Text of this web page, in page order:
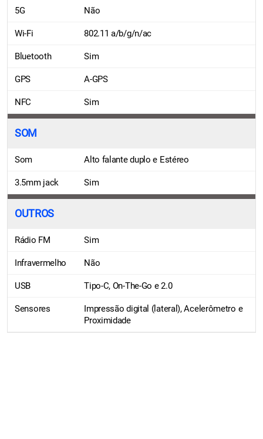
5G Não
Wi-Fi 802.11 a/b/g/n/ac
Bluetooth Sim
GPS A-GPS
NFC Sim
SOM
Som Alto falante duplo e Estéreo
3.5mm jack Sim
OUTROS
Rádio FM Sim
Infravermelho Não
USB Tipo-C, On-The-Go e 2.0
Sensores
Impressão digital (lateral), Acelerômetro e
Proximidade